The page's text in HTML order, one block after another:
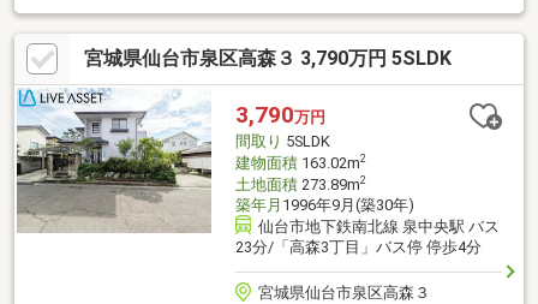
校・中学校も徒歩15分以内でお子様の通学も安心！■高台に立地
し、2階バルコニーからは仙台市内の街並みを一望できます♪まず
は現地をご見学いただき、スペースや雰囲気をご確認いただけま
すと幸いです。住宅ローンの融資や仮審査、支払い計画も一緒に
考えてお手伝いさせていただきます。お気軽にご相談ください♪
宮城県仙台市泉区高森３ 3,790万円 5SLDK
3,790万円
間取り 5SLDK
建物面積163.02m2
土地面積273.89m2
築年月 1996年9月(築30年)
仙台市地下鉄南北線 泉中央駅 バス
23分/「高森3丁目」バス停 停歩4分
宮城県仙台市泉区高森３